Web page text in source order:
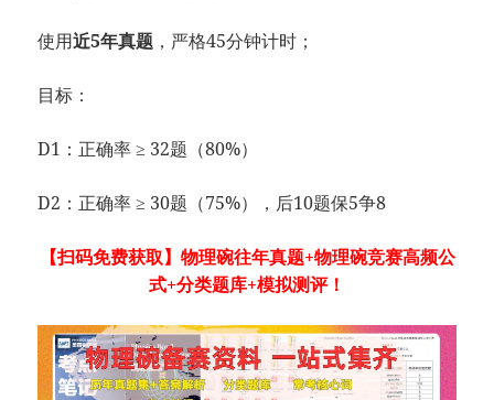
使用近5年真题 ，严格45分钟计时；
目标：
D1：正确率 ≥ 32题（80%）
D2：正确率 ≥ 30题（75%），后10题保5争8
【扫码免费获取】物理碗往年真题+物理碗竞赛高频公
式+分类题库+模拟测评！